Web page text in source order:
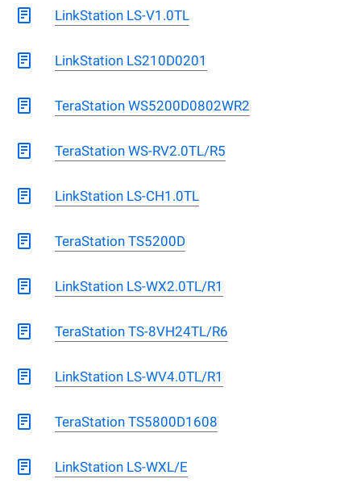
LinkStation LS-V1.0TL
LinkStation LS210D0201
TeraStation WS5200D0802WR2
TeraStation WS-RV2.0TL/R5
LinkStation LS-CH1.0TL
TeraStation TS5200D
LinkStation LS-WX2.0TL/R1
TeraStation TS-8VH24TL/R6
LinkStation LS-WV4.0TL/R1
TeraStation TS5800D1608
LinkStation LS-WXL/E